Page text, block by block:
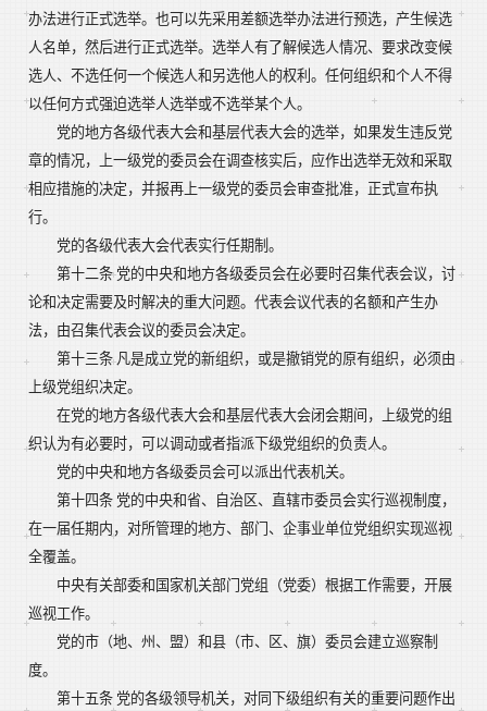
办法进行正式选举。也可以先采用差额选举办法进行预选，产生候选
人名单，然后进行正式选举。选举人有了解候选人情况、要求改变候
选人、不选任何一个候选人和另选他人的权利。任何组织和个人不得
以任何方式强迫选举人选举或不选举某个人。
党的地方各级代表大会和基层代表大会的选举，如果发生违反党
章的情况，上一级党的委员会在调查核实后，应作出选举无效和采取
相应措施的决定，并报再上一级党的委员会审查批准，正式宣布执
行。
党的各级代表大会代表实行任期制。
第十二条 党的中央和地方各级委员会在必要时召集代表会议，讨
论和决定需要及时解决的重大问题。代表会议代表的名额和产生办
法，由召集代表会议的委员会决定。
第十三条 凡是成立党的新组织，或是撤销党的原有组织，必须由
上级党组织决定。
在党的地方各级代表大会和基层代表大会闭会期间，上级党的组
织认为有必要时，可以调动或者指派下级党组织的负责人。
党的中央和地方各级委员会可以派出代表机关。
第十四条 党的中央和省、自治区、直辖市委员会实行巡视制度，
在一届任期内，对所管理的地方、部门、企事业单位党组织实现巡视
全覆盖。
中央有关部委和国家机关部门党组（党委）根据工作需要，开展
巡视工作。
党的市（地、州、盟）和县（市、区、旗）委员会建立巡察制
度。
第十五条 党的各级领导机关，对同下级组织有关的重要问题作出